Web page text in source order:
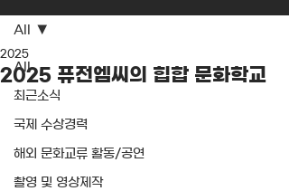
All
최근소식
국제 수상경력
해외 문화교류 활동/공연
촬영 및 영상제작
All
2025 퓨전엠씨의 힙합 문화학교
2025